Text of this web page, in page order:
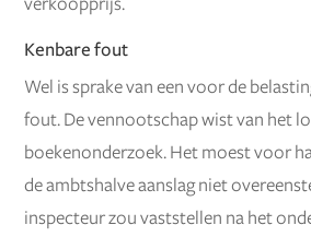
verkoopprijs.
Kenbare fout
Wel is sprake van een voor de
fout. De vennootschap wist van het
boekenonderzoek. Het moest voor
de ambtshalve aanslag niet
inspecteur zou vaststellen na het